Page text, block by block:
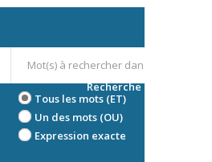
Tous les mots (ET)
Un des mots (OU)
Expression exacte
Recherche avancée